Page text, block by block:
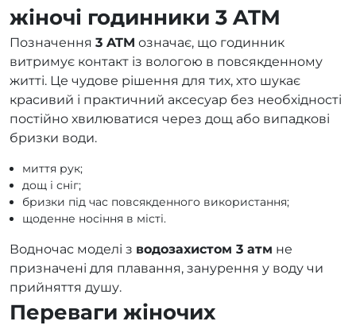
жіночі годинники 3 ATM
Позначення 3 ATM означає, що годинник
витримує контакт із вологою в повсякденному
житті. Це чудове рішення для тих, хто шукає
красивий і практичний аксесуар без необхідності
постійно хвилюватися через дощ або випадкові
бризки води.
миття рук;
дощ і сніг;
бризки під час повсякденного використання;
щоденне носіння в місті.
Водночас моделі з водозахистом 3 атм не
призначені для плавання, занурення у воду чи
прийняття душу.
Переваги жіночих